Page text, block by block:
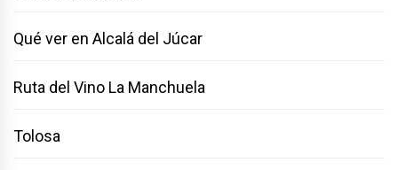
Qué ver en Alcalá del Júcar
Ruta del Vino La Manchuela
Tolosa